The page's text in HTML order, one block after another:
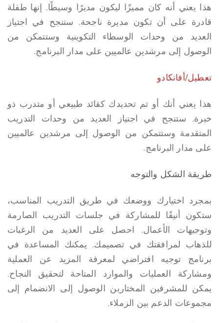
هذا يعني أنه كان مميزًا ليكون مديرًا وسيطًا. إنها طفلة
قادرة على أن تكون مديرة ناجحة. ستنجح في اجتياز
العديد من وحدات الوسطاء التكوينية وستتمكن من
الوصول إلى مرشدين عالميين على مدار البرنامج.
تعطيل/أفانكادو
هذا يعني أنك أو تم تحديدك كقائد طبيعي أو متدرب ذو
خبرة. ستنجح في اجتياز العديد من وحدات التدريب
المتقدمة وستتمكن من الوصول إلى مرشدين عالميين
على مدار البرنامج.
طريقة الشكل والتوجه
بمجرد اختيارك ووضعك في طريق التدريب المناسب،
ستكون أنيقًا للمشاركة في جلسات التدريب الصارمة
وتوجيهات الأعمال. احصل على العديد من الرغبات
للذهاب لمرافقتك في تصميمك. يمكنك المساعدة في
برنامج توجيه افتراضي لمعرفة المزيد عن العملية
ومشاركة العمليات والموارد المتاحة لتحقيق النجاح.
يمكن للمشرفين المختارين الوصول إلى الانضمام إلى
مجموعات الدعم بين الزملاء.